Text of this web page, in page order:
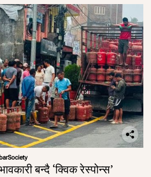
Society
बन्दै ‘क्विक रेस्पोन्स’